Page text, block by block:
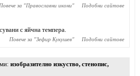
Повече за "Православни икони" Подобни сайтове
с яйчна темпера.
Повече за "Зефир Кукушев" Подобни сайтове
изобразително изкуство, стенопис,